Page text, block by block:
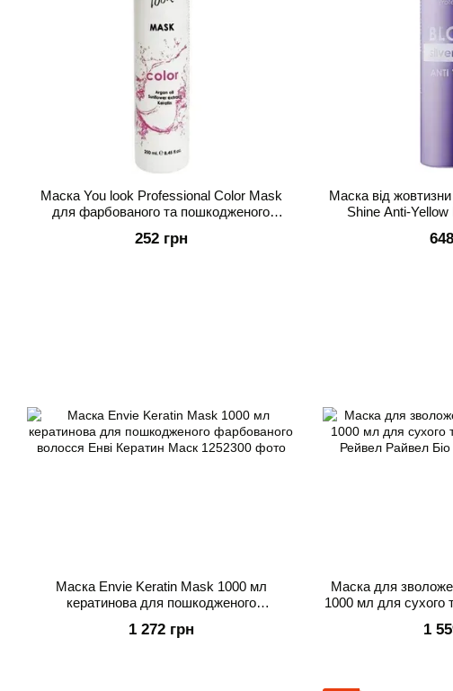
Маска You look Professional Color Mask
для фарбованого та пошкодженого
252 грн
Маска від
Shine Anti-
Маска Envie Keratin Mask 1000 мл
кератинова для пошкодженого
1 272 грн
Маска для
1000 мл для сухого
1